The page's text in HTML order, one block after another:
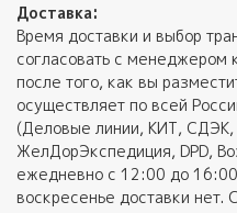
Доставка:
Время доставки и выбор
согласовать с менеджером
после того, как вы
осуществляет по всей
(Деловые линии, КИТ, СДЭК,
ЖелДорЭкспедиция, DPD,
ежедневно с 12:00 до 16:00
воскресенье доставки нет.